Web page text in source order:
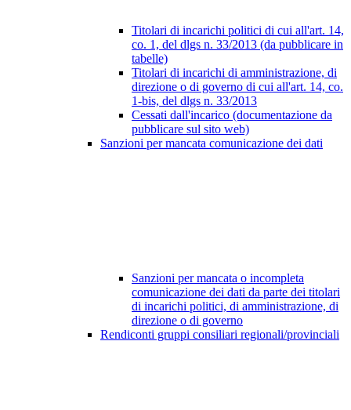
Titolari di incarichi politici di cui all'art. 14,
co. 1, del dlgs n. 33/2013 (da pubblicare in
tabelle)
Titolari di incarichi di amministrazione, di
direzione o di governo di cui all'art. 14, co.
1-bis, del dlgs n. 33/2013
Cessati dall'incarico (documentazione da
pubblicare sul sito web)
Sanzioni per mancata comunicazione dei dati
Sanzioni per mancata o incompleta
comunicazione dei dati da parte dei titolari
di incarichi politici, di amministrazione, di
direzione o di governo
Rendiconti gruppi consiliari regionali/provinciali